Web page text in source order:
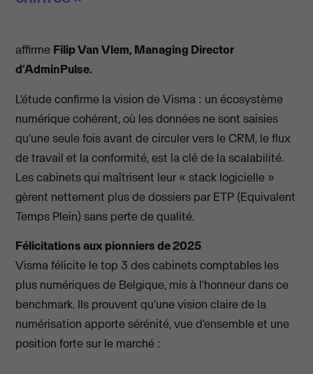
affirme Filip Van Vlem, Managing Director
d’AdminPulse.
L'étude confirme la vision de Visma : un écosystème
numérique cohérent, où les données ne sont saisies
qu'une seule fois avant de circuler vers le CRM, le flux
de travail et la conformité, est la clé de la scalabilité.
Les cabinets qui maîtrisent leur « stack logicielle »
gèrent nettement plus de dossiers par ETP (Equivalent
Temps Plein) sans perte de qualité.
Félicitations aux pionniers de 2025
Visma félicite le top 3 des cabinets comptables les
plus numériques de Belgique, mis à l'honneur dans ce
benchmark. Ils prouvent qu'une vision claire de la
numérisation apporte sérénité, vue d'ensemble et une
position forte sur le marché :